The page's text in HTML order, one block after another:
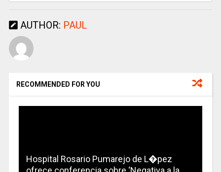
AUTHOR: PAUL
RECOMMENDED FOR YOU
Hospital Rosario Pumarejo de L�pez